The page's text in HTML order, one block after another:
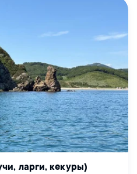
ларги, кекуры)